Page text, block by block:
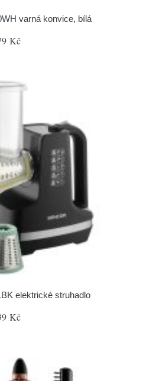
varná konvice, bílá
Kč
elektrické struhadlo
Kč